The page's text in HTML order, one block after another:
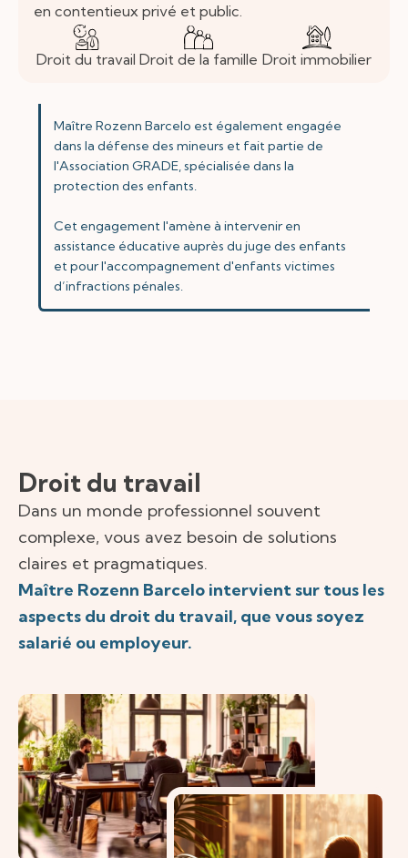
Maître Rozenn Barcelo est également engagée
dans la défense des mineurs et fait partie de
l'Association GRADE, spécialisée dans la
protection des enfants.
Cet engagement l'amène à intervenir en
assistance éducative auprès du juge des enfants
et pour l'accompagnement d'enfants victimes
d’infractions pénales.
en contentieux privé et public.
Droit du travail Droit de la famille Droit immobilier
Droit du travail
Dans un monde professionnel souvent
complexe, vous avez besoin de solutions
claires et pragmatiques.
Maître Rozenn Barcelo intervient sur tous les
aspects du droit du travail, que vous soyez
salarié ou employeur.